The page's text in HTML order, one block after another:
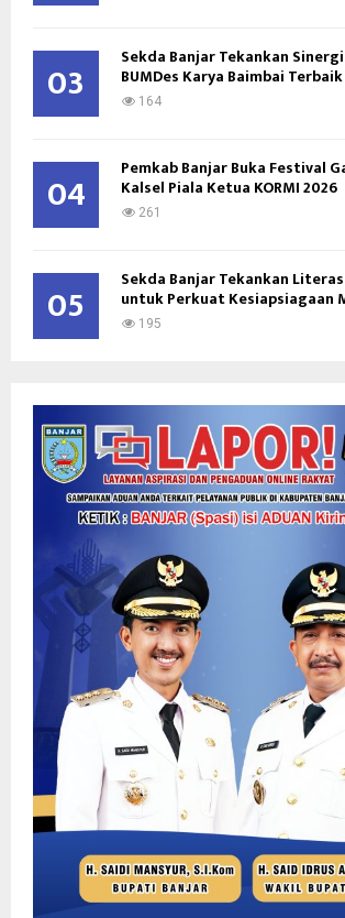
03 Sekda Banjar Tekankan
BUMDes Karya Baimbai Terbaik
164
04 Pemkab Banjar Buka Festival
Kalsel Piala Ketua KORMI 2026
261
05 Sekda Banjar Tekankan
untuk Perkuat Kesiapsiagaan
195